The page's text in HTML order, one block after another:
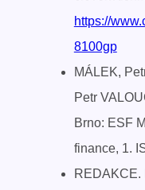
https://
8100gp
MÁLEK,
Petr
Brno: ESF
finance, 1.
REDAKCE.